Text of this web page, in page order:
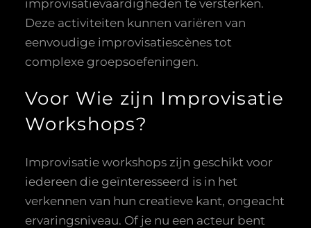
improvisatievaardigheden te versterken.
Deze activiteiten kunnen variëren van
eenvoudige improvisatiescènes tot
complexe groepsoefeningen.
Voor Wie zijn Improvisatie
Workshops?
Improvisatie workshops zijn geschikt voor
iedereen die geïnteresseerd is in het
verkennen van hun creatieve kant, ongeacht
ervaringsniveau. Of je nu een acteur bent